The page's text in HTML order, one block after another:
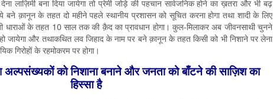
लाज़िमी बना दिया जायेगा तो प्रेमी जोड़े की पहचान सार्वजनिक होने का ख़तरा और भी बढ़
क़ानून के तहत दो महीने पहले स्थानीय प्रशासन को सूचित करना होगा तथा शादी के लिए
धाराओं के तहत 10 साल तक की क़ैद का प्रावधान होगा। कुल-मिलाकर अब जीवनसाथी चुनने
और तथाकथित लव जिहाद के नाम पर बने क़ानून के तहत किसी को भी निशाने पर लेना
गिरोहों के रहमोकरम पर होगा।
अल्पसंख्यकों को निशाना बनाने और जनता को बाँटने की साज़ि‍श का
हिस्सा है